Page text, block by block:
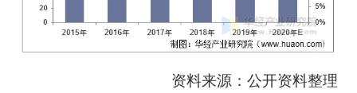
资料来源：公开资料整理